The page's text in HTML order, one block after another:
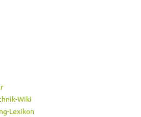
Wiki
Lexikon